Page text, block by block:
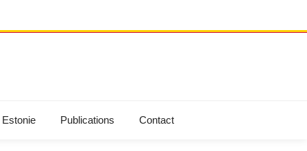
Publications Contact